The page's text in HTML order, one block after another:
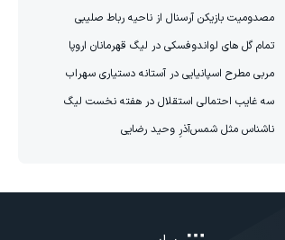
مصدومیت بازیکن آرسنال از ناحیه رباط صلیبی
تمام گل های لواندوفسکی در لیگ قهرمانان اروپا
مربی مطرح اسپانیایی در آستانه دستیاری سهراب
سه غایب احتمالی استقلال در هفته نخست لیگ
ناشناس مثل شمس‌آذرِ وحید رضایی